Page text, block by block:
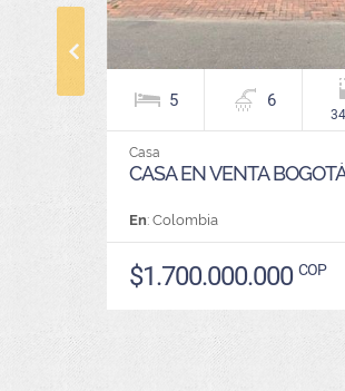
5 6
Casa
CASA EN VENTA
En: Colombia
$1.700.000.000 COP